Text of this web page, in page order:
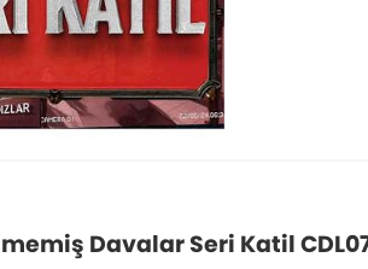
Davalar Seri Katil